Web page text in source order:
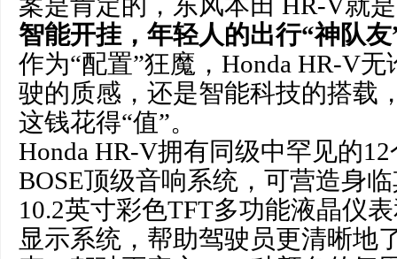
智能开挂，年轻人的出行“神队友
作为“配置”狂魔，Honda HR-V
驶的质感，还是智能科技的搭载
这钱花得“值”。
Honda HR-V拥有同级中罕见的
BOSE顶级音响系统，可营造身
10.2英寸彩色TFT多功能液晶仪
显示系统，帮助驾驶员更清晰地